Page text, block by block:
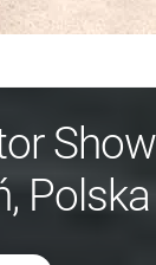
Polska